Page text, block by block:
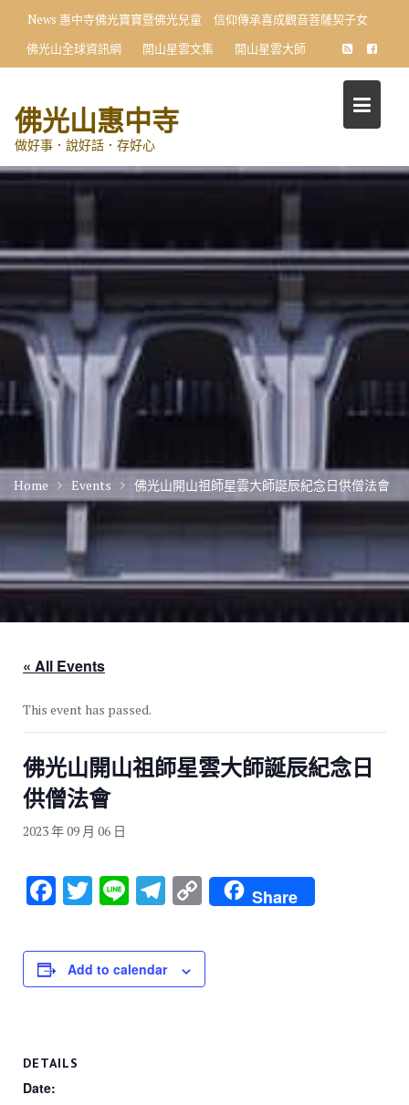
content
News 惠中寺佛光寶寶暨佛光兒童 信仰傳承喜成觀音菩薩契子女
佛光山全球資訊網
開山星雲文集 開山星雲大師
佛光山惠中寺
做好事．說好話．存好心
Home Events 佛光山開山祖師星雲大師誕辰紀念日供僧法會
« All Events
This event has passed.
佛光山開山祖師星雲大師誕辰紀念日
供僧法會
2023 年 09 月 06 日
F
c
e
o
k
T
tt
er
Li
e
T
e
gr
C
o
p
y
Share
Add to calendar
DETAILS
Date: